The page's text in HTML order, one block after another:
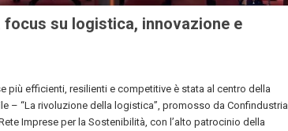
su logistica, innovazione e
più efficienti, resilienti e competitive è stata al centro della
– “La rivoluzione della logistica”, promosso da Confindustria
Imprese per la Sostenibilità, con l’alto patrocinio della